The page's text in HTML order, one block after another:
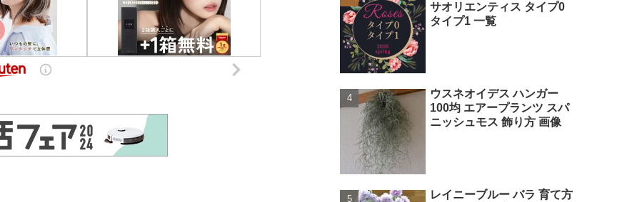
サオリエンティス タイプ0
タイプ1 一覧
ウスネオイデス ハンガー
100均 エアープランツ スパ
ニッシュモス 飾り方 画像
レイニーブルー バラ 育て方